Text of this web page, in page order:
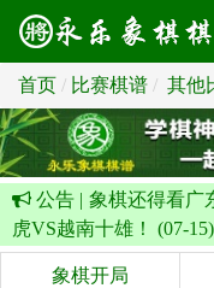
首页 比赛棋谱 其他
公告 | 象棋还得看广
虎VS越南十雄！ (07-15)
象棋开局